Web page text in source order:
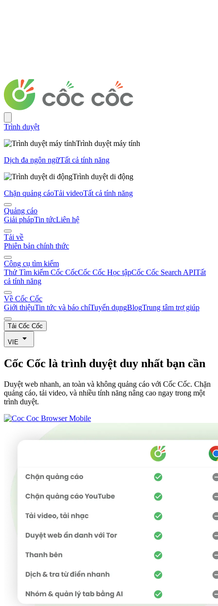
Trình duyệt
Trình duyệt máy tính
Dịch đa ngôn ngữTất cả tính năng
Trình duyệt di động
Chặn quảng cáoTải videoTất cả tính năng
Quảng cáo
Giải phápTin tứcLiên hệ
Tải về
Phiên bản chính thức
Công cụ tìm kiếm
Thử Tìm kiếm Cốc CốcCốc Cốc Học tậpCốc Cốc Search APITất
cả tính năng
Về Cốc Cốc
Giới thiệuTin tức và báo chíTuyển dụngBlogTrung tâm trợ giúp
Tải Cốc Cốc
VIE
Cốc Cốc là trình duyệt duy nhất bạn cần
Duyệt web nhanh, an toàn và không quảng cáo với Cốc Cốc. Chặn
quảng cáo, tải video, và nhiều tính năng nâng cao ngay trong một
trình duyệt.